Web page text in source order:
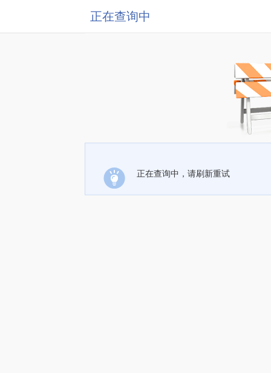
正在查询中
正在查询中，请刷新重试